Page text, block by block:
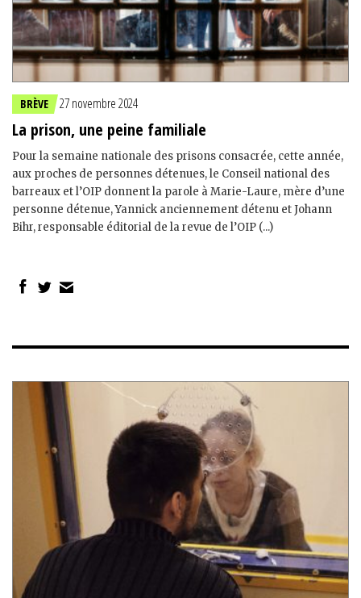
BRÈVE 27 novembre 2024
La prison, une peine familiale
Pour la semaine nationale des prisons consacrée, cette année,
aux proches de personnes détenues, le Conseil national des
barreaux et l’OIP donnent la parole à Marie-Laure, mère d’une
personne détenue, Yannick anciennement détenu et Johann
Bihr, responsable éditorial de la revue de l’OIP (...)